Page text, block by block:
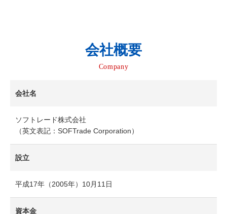
会社概要
Company
会社名
ソフトレード株式会社
（英文表記：SOFTrade Corporation）
設立
平成17年（2005年）10月11日
資本金